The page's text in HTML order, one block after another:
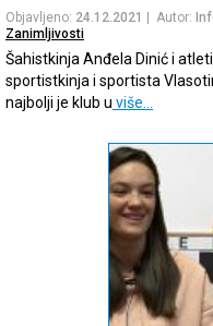
Objavljeno: 24.12.2021 | Autor:
Zanimljivosti
Šahistkinja Anđela Dinić i
sportistkinja i sportista
najbolji je klub u više…